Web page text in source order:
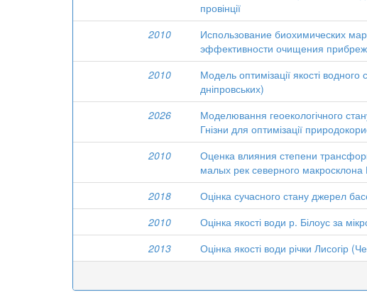
провінції
2010
Использование биохимических
эффективности очищения
2010
Модель оптимізації якості
дніпровських)
2026
Моделювання геоекологічного
Гнізни для оптимізації
2010
Оценка влияния степени
малых рек северного макросклона
2018 Оцінка сучасного стану джерел
2010
Оцінка якості води р. Білоус за
2013
Оцінка якості води річки Лисогір